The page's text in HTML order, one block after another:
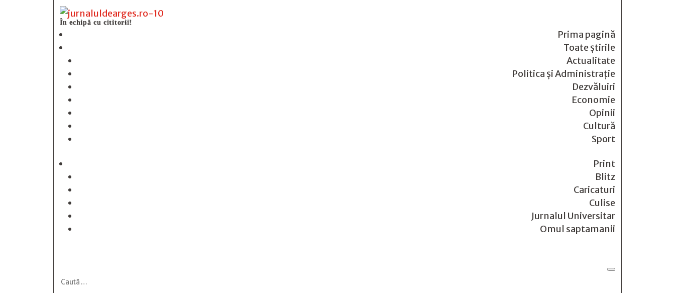
În echipă cu cititorii!
Prima pagină
Toate știrile
Actualitate
Politica și Administrație
Dezvăluiri
Economie
Opinii
Cultură
Sport
Print
Blitz
Caricaturi
Culise
Jurnalul Universitar
Omul saptamanii